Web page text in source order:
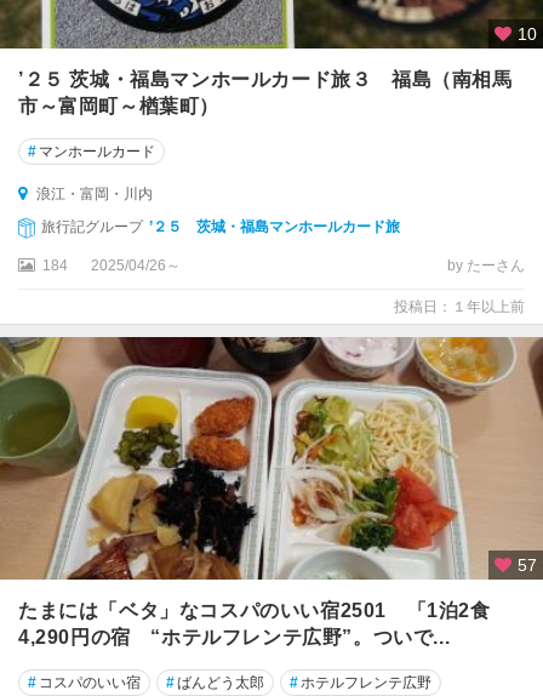
10
’２５ 茨城・福島マンホールカード旅３ 福島（南相馬
市～富岡町～楢葉町）
# マンホールカード
浪江・富岡・川内
旅行記グループ ’２５ 茨城・福島マンホールカード旅
184 2025/04/26～ by たーさん
投稿日：１年以上前
57
たまには「ベタ」なコスパのいい宿2501 「1泊2食
4,290円の宿 “ホテルフレンテ広野”。ついで...
# コスパのいい宿 #ばんどう太郎 # ホテルフレンテ広野